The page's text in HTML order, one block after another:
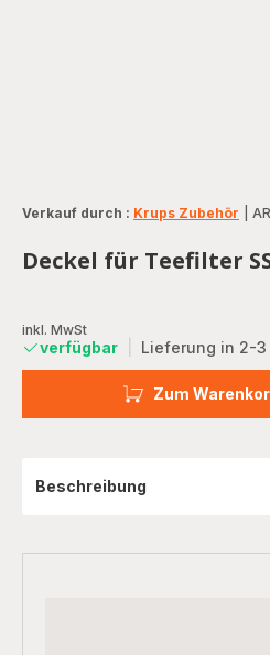
Verkauf durch : Krups Zubehör
Deckel für Teefilter
inkl. MwSt
verfügbar Lieferung in 2-3
Zum
Beschreibung